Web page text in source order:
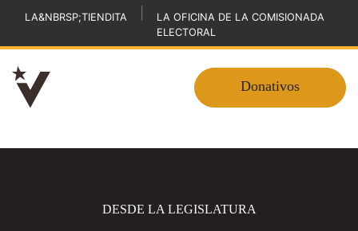
LA&NBRSP;TIENDITA
LA OFICINA DE LA COMISIONADA
ELECTORAL
Donativos
DESDE LA LEGISLATURA